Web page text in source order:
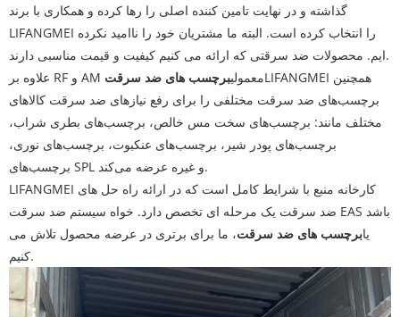
گذاشته و در نهایت تامین کننده اصلی را رها کرده و همکاری با برند
LIFANGMEI را انتخاب کرده است. البته ما مشتریان خود را ناامید نکرده
ایم. محصولات ضد سرقتی که ارائه می کنیم کیفیت و قیمت مناسبی دارند.
علاوه بر RF و AM معمولیبرچسب های ضد سرقت
LIFANGMEI همچنین
برچسب‌های ضد سرقت مختلفی را برای رفع نیازهای ضد سرقت کالاهای
مختلف مانند: برچسب‌های سخت مس خالص، برچسب‌های بطری شراب،
برچسب‌های پودر شیر، برچسب‌های عنکبوت، برچسب‌های نوری،
برچسب‌های SPL و غیره عرضه می‌کند.
LIFANGMEI کارخانه منبع با شرایط کامل است که در ارائه راه حل های
ضد سرقت یک مرحله ای تخصص دارد. خواه سیستم ضد سرقت EAS باشد
یابرچسب های ضد سرقت، ما برای برتری در عرضه محصول تلاش می
کنیم.